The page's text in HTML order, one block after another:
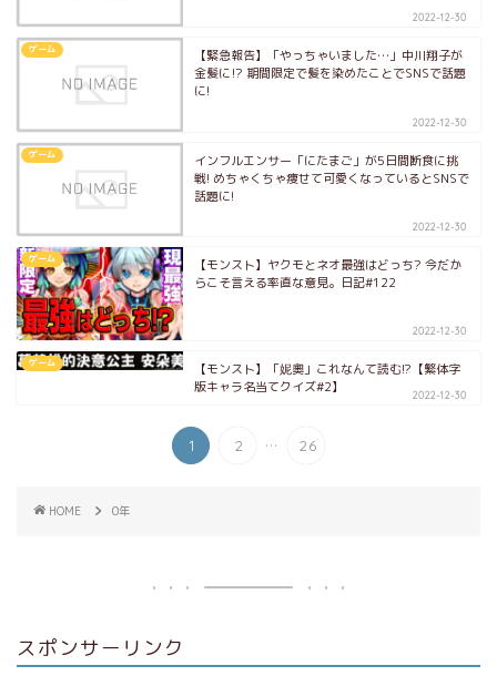
2022-12-30
ゲーム
【緊急報告】「やっちゃいました…」中川翔子が
金髪に⁉︎ 期間限定で髪を染めたことでSNSで話題
に!
2022-12-30
ゲーム
インフルエンサー「にたまご」が5日間断食に挑
戦! めちゃくちゃ痩せて可愛くなっているとSNSで
話題に!
2022-12-30
ゲーム
【モンスト】ヤクモとネオ最強はどっち? 今だか
らこそ言える率直な意見。日記#122
2022-12-30
ゲーム
【モンスト】「妮奧」これなんて読む!?【繁体字
版キャラ名当てクイズ#2】
2022-12-30
1 2 ... 26
HOME 0年
スポンサーリンク